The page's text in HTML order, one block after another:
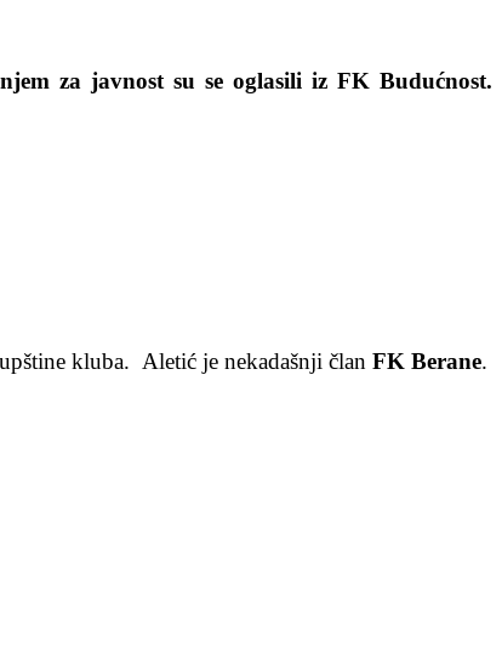
za javnost su se oglasili iz FK Budućnost.
kluba. Aletić je nekadašnji član FK Berane.